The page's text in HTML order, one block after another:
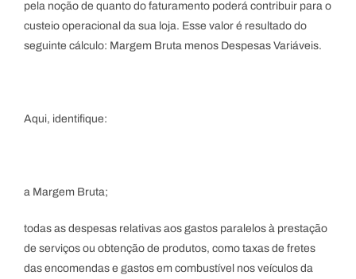
pela noção de quanto do faturamento poderá contribuir para o
custeio operacional da sua loja. Esse valor é resultado do
seguinte cálculo: Margem Bruta menos Despesas Variáveis.
Aqui, identifique:
a Margem Bruta;
todas as despesas relativas aos gastos paralelos à prestação
de serviços ou obtenção de produtos, como taxas de fretes
das encomendas e gastos em combustível nos veículos da
Registre-se